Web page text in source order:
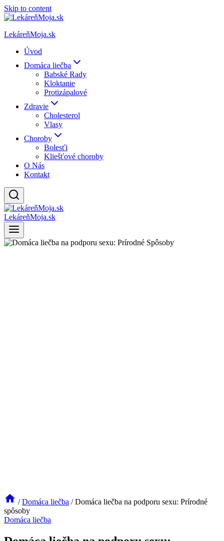
Skip to content
LekáreňMoja.sk
Úvod
Domáca liečba
Babské Rady
Kloktanie
Protizápalové
Zdravie
Cholesterol
Vlasy
Choroby
Bolesťi
Kliešťové choroby
O Nás
Kontakt
LekáreňMoja.sk
/ Domáca liečba / Domáca liečba na podporu sexu: Prírodné
spôsoby
Domáca liečba